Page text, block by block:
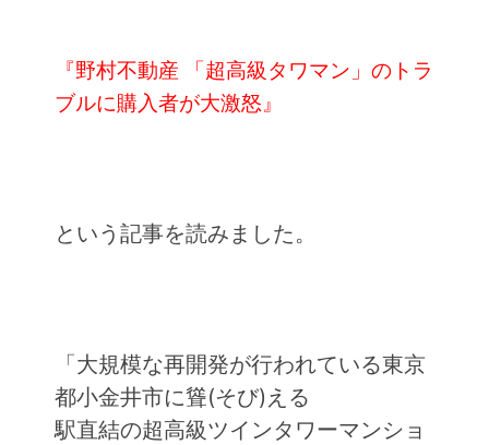
『野村不動産 「超高級タワマン」のトラ
ブルに購入者が大激怒』
という記事を読みました。
「大規模な再開発が行われている東京
都小金井市に聳(そび)える
駅直結の超高級ツインタワーマンショ